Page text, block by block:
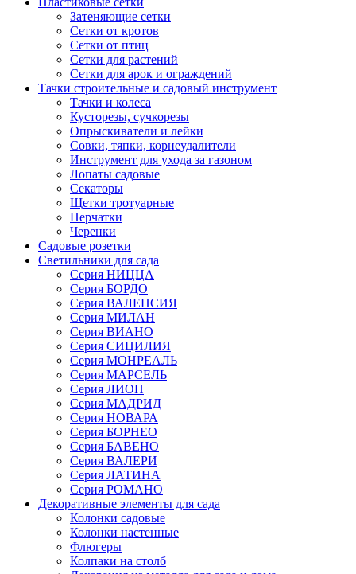
Затеняющие сетки
Сетки от кротов
Сетки от птиц
Сетки для растений
Сетки для арок и ограждений
Тачки строительные и садовый инструмент
Тачки и колеса
Кусторезы, сучкорезы
Опрыскиватели и лейки
Совки, тяпки, корнеудалители
Инструмент для ухода за газоном
Лопаты садовые
Секаторы
Щетки тротуарные
Перчатки
Черенки
Садовые розетки
Светильники для сада
Серия НИЦЦА
Серия БОРДО
Серия ВАЛЕНСИЯ
Серия МИЛАН
Серия ВИАНО
Серия СИЦИЛИЯ
Серия МОНРЕАЛЬ
Серия МАРСЕЛЬ
Серия ЛИОН
Серия МАДРИД
Серия НОВАРА
Серия БОРНЕО
Серия БАВЕНО
Серия ВАЛЕРИ
Серия ЛАТИНА
Серия РОМАНО
Декоративные элементы для сада
Колонки садовые
Колонки настенные
Флюгеры
Колпаки на столб